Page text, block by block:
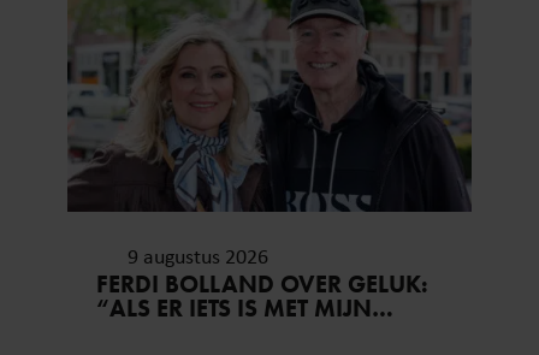
9 augustus 2026
FERDI BOLLAND OVER GELUK:
“ALS ER IETS IS MET MIJN